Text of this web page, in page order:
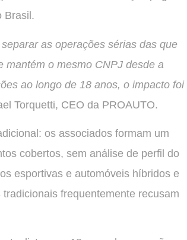
Brasil.
as operações sérias das que
mantém o mesmo CNPJ desde a
ao longo de 18 anos, o impacto foi
Torquetti, CEO da PROAUTO.
os associados formam um
cobertos, sem análise de perfil do
esportivas e automóveis híbridos e
frequentemente recusam